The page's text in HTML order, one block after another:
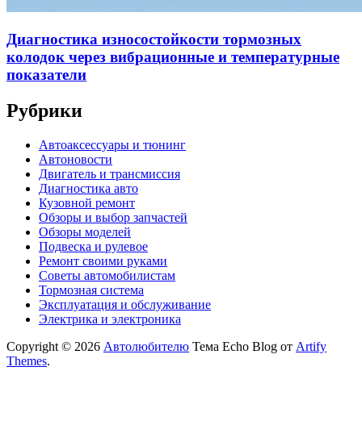
Диагностика износостойкости тормозных
колодок через вибрационные и температурные
показатели
Рубрики
Автоаксессуары и тюнинг
Автоновости
Двигатель и трансмиссия
Диагностика авто
Кузовной ремонт
Обзоры и выбор запчастей
Обзоры моделей
Подвеска и рулевое
Ремонт своими руками
Советы автомобилистам
Тормозная система
Эксплуатация и обслуживание
Электрика и электроника
Copyright © 2026 Автолюбителю Тема Echo Blog от Artify
Themes.